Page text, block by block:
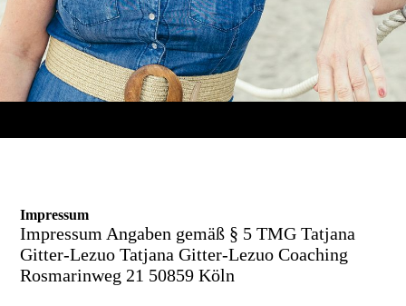
Impressum
Impressum Angaben gemäß § 5 TMG Tatjana
Gitter-Lezuo Tatjana Gitter-Lezuo Coaching
Rosmarinweg 21 50859 Köln